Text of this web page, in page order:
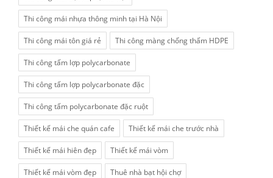
Thi công mái nhựa thông minh tại Hà Nội
Thi công mái tôn giá rẻ Thi công màng chống thấm HDPE
Thi công tấm lợp polycarbonate
Thi công tấm lợp polycarbonate đặc
Thi công tấm polycarbonate đặc ruột
Thiết kế mái che quán cafe Thiết kế mái che trước nhà
Thiết kế mái hiên đẹp Thiết kế mái vòm
Thiết kế mái vòm đẹp Thuê nhà bạt hội chợ